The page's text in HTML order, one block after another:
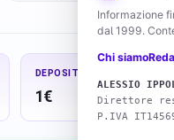
Informazione
dal 1999.
Chi siamo
ALESSIO
Direttore
P.IVA
DEPOSITO MIN
1€